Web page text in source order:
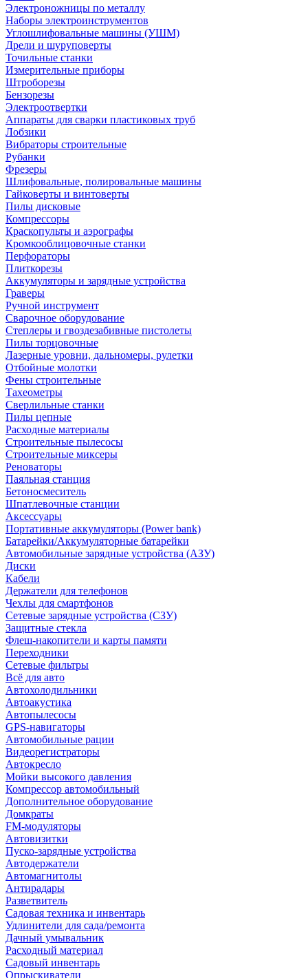
Электроножницы по металлу
Наборы электроинструментов
Углошлифовальные машины (УШМ)
Дрели и шуруповерты
Точильные станки
Измерительные приборы
Штроборезы
Бензорезы
Электроотвертки
Аппараты для сварки пластиковых труб
Лобзики
Вибраторы строительные
Рубанки
Фрезеры
Шлифовальные, полировальные машины
Гайковерты и винтоверты
Пилы дисковые
Компрессоры
Краскопульты и аэрографы
Кромкооблицовочные станки
Перфораторы
Плиткорезы
Аккумуляторы и зарядные устройства
Граверы
Ручной инструмент
Сварочное оборудование
Степлеры и гвоздезабивные пистолеты
Пилы торцовочные
Лазерные уровни, дальномеры, рулетки
Отбойные молотки
Фены строительные
Тахеометры
Сверлильные станки
Пилы цепные
Расходные материалы
Строительные пылесосы
Строительные миксеры
Реноваторы
Паяльная станция
Бетоносмеситель
Шпатлевочные станции
Аксессуары
Портативные аккумуляторы (Power bank)
Батарейки/Аккумуляторные батарейки
Автомобильные зарядные устройства (АЗУ)
Диски
Кабели
Держатели для телефонов
Чехлы для смартфонов
Сетевые зарядные устройства (СЗУ)
Защитные стекла
Флеш-накопители и карты памяти
Переходники
Сетевые фильтры
Всё для авто
Автохолодильники
Автоакустика
Автопылесосы
GPS-навигаторы
Автомобильные рации
Видеорегистраторы
Автокресло
Мойки высокого давления
Компрессор автомобильный
Дополнительное оборудование
Домкраты
FM-модуляторы
Автовизитки
Пуско-зарядные устройства
Автодержатели
Автомагнитолы
Антирадары
Разветвитель
Садовая техника и инвентарь
Удлинители для сада/ремонта
Дачный умывальник
Расходный материал
Садовый инвентарь
Опрыскиватели